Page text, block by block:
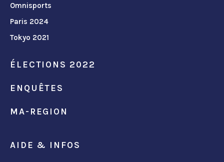
Omnisports
Paris 2024
Tokyo 2021
ÉLECTIONS 2022
ENQUÊTES
MA-REGION
AIDE & INFOS